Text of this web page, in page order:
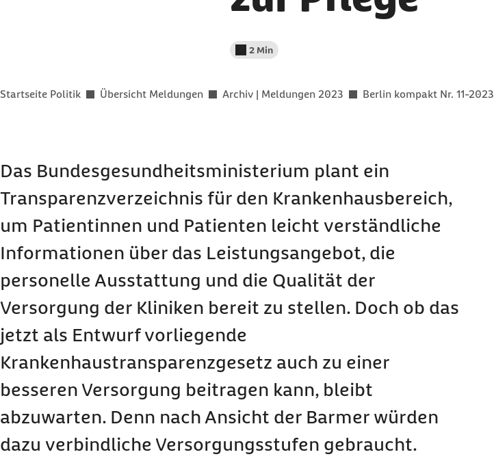
Lesedauer weniger als
2 Min
Sie befinden sich hier:
Startseite Politik Übersicht Meldungen Archiv | Meldungen 2023 Berlin kompakt Nr. 11-2023
Das Bundesgesundheitsministerium plant ein
Transparenzverzeichnis für den Krankenhausbereich,
um Patientinnen und Patienten leicht verständliche
Informationen über das Leistungsangebot, die
personelle Ausstattung und die Qualität der
Versorgung der Kliniken bereit zu stellen. Doch ob das
jetzt als Entwurf vorliegende
Krankenhaustransparenzgesetz auch zu einer
besseren Versorgung beitragen kann, bleibt
abzuwarten. Denn nach Ansicht der Barmer würden
dazu verbindliche Versorgungsstufen gebraucht.